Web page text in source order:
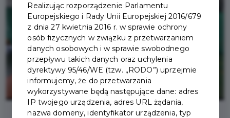
Realizując rozporządzenie Parlamentu
Europejskiego i Rady Unii Europejskiej 2016/679
z dnia 27 kwietnia 2016 r. w sprawie ochrony
osób fizycznych w związku z przetwarzaniem
danych osobowych i w sprawie swobodnego
przepływu takich danych oraz uchylenia
dyrektywy 95/46/WE (tzw. „RODO”) uprzejmie
informujemy, że do przetwarzania
wykorzystywane będą następujące dane: adres
IP twojego urządzenia, adres URL żądania,
nazwa domeny, identyfikator urządzenia, typ